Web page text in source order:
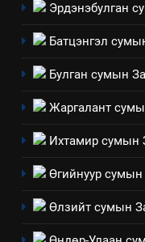
4Эрдэнэбулган
Батцэнгэл
Булган сумын
Жаргалант
Ихтамир сумын
Өгийнуур сумын
Өлзийт сумын